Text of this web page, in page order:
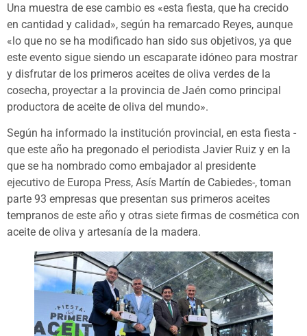
Una muestra de ese cambio es «esta fiesta, que ha crecido
en cantidad y calidad», según ha remarcado Reyes, aunque
«lo que no se ha modificado han sido sus objetivos, ya que
este evento sigue siendo un escaparate idóneo para mostrar
y disfrutar de los primeros aceites de oliva verdes de la
cosecha, proyectar a la provincia de Jaén como principal
productora de aceite de oliva del mundo».
Según ha informado la institución provincial, en esta fiesta -
que este año ha pregonado el periodista Javier Ruiz y en la
que se ha nombrado como embajador al presidente
ejecutivo de Europa Press, Asís Martín de Cabiedes-, toman
parte 93 empresas que presentan sus primeros aceites
tempranos de este año y otras siete firmas de cosmética con
aceite de oliva y artesanía de la madera.